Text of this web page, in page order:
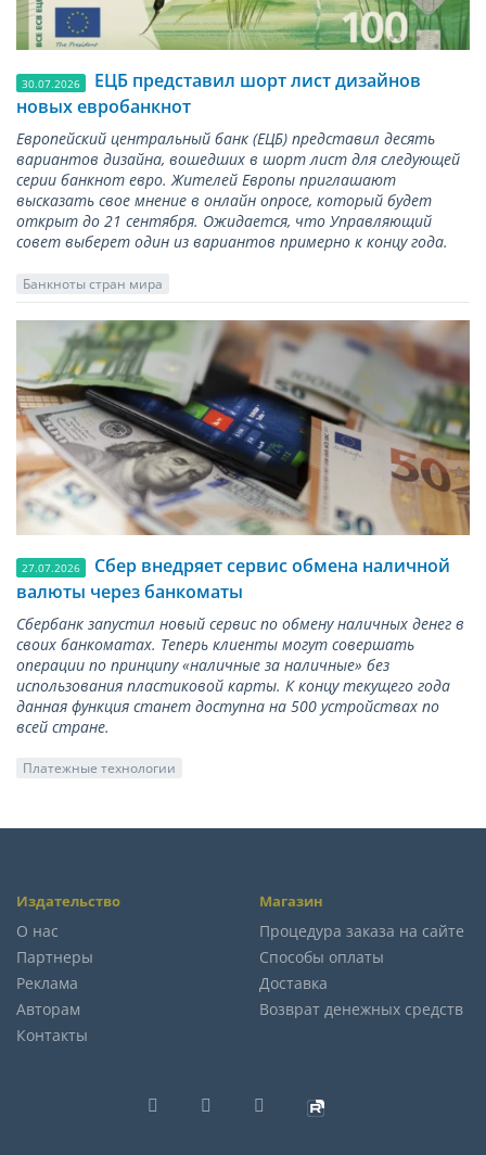
30.07.2026
ЕЦБ представил шорт лист дизайнов
новых евробанкнот
Европейский центральный банк (ЕЦБ) представил десять
вариантов дизайна, вошедших в шорт лист для следующей
серии банкнот евро. Жителей Европы приглашают
высказать свое мнение в онлайн опросе, который будет
открыт до 21 сентября. Ожидается, что Управляющий
совет выберет один из вариантов примерно к концу года.
Банкноты стран мира
27.07.2026
Сбер внедряет сервис обмена наличной
валюты через банкоматы
Сбербанк запустил новый сервис по обмену наличных денег в
своих банкоматах. Теперь клиенты могут совершать
операции по принципу «наличные за наличные» без
использования пластиковой карты. К концу текущего года
данная функция станет доступна на 500 устройствах по
всей стране.
Платежные технологии
Издательство
О нас
Партнеры
Реклама
Авторам
Контакты
Магазин
Процедура заказа на сайте
Способы оплаты
Доставка
Возврат денежных средств